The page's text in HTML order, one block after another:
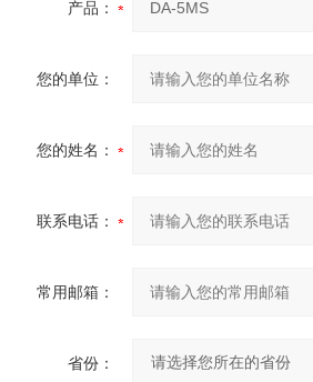
产品：
您的单位：
您的姓名：
联系电话：
常用邮箱：
省份：